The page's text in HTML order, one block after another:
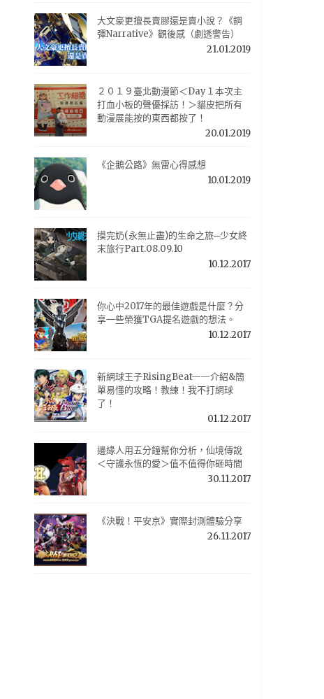
大文豪更擅長賣膠還是賣小說？《鋼
彈Narrative》觀後感（劇透警告）
21.01.2019
２０１９臺北動漫節＜Day１本次主
打血小板的聲優採訪！＞貓皮把所有
動漫展能按的東西都按了！
20.01.2019
《企鵝公路》無雷心得感想
10.01.2019
摸完奶(永無止盡)的生命之旅─少女終
末旅行Part.08.09.10
10.12.2017
你心中2017年的最佳遊戲是什麼？分
享一些榮獲TGA提名遊戲的想法。
10.12.2017
新網球王子RisingBeat——介紹&簡
單易懂的攻略！教練！我不打網球
了！
01.12.2017
邊緣人用五分鐘幫你分析，仙境傳說
＜守護永恆的愛＞值不值得你砸時間
30.11.2017
《決戰！平安京》實際封測體驗分享
26.11.2017